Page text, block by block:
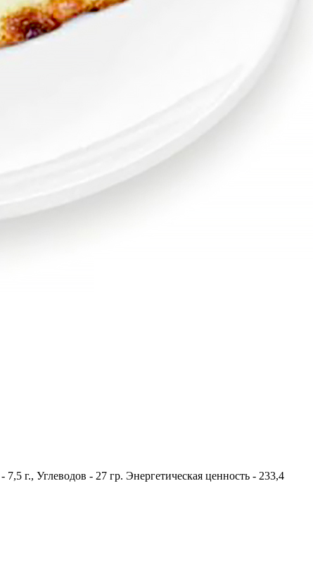
г., Углеводов - 27 гр. Энергетическая ценность - 233,4